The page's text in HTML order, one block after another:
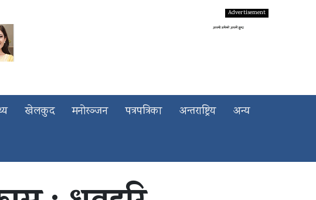
खेलकुद मनोरञ्जन पत्रपत्रिका अन्तराष्ट्रिय अन्य